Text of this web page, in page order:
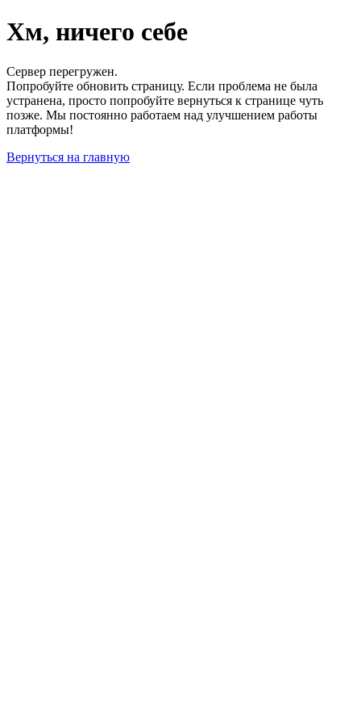
Хм, ничего себе
Сервер перегружен.
Попробуйте обновить страницу. Если проблема не была
устранена, просто попробуйте вернуться к странице чуть
позже. Мы постоянно работаем над улучшением работы
платформы!
Вернуться на главную